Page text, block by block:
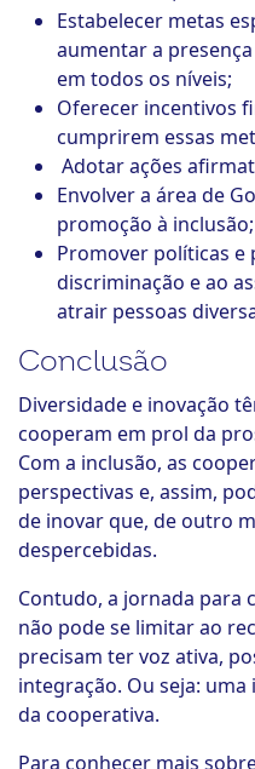
Estabelecer metas
aumentar a
em todos os níveis;
Oferecer incentivos
cumprirem essas
Adotar ações
Envolver a área de
promoção à inclusão;
Promover políticas e
discriminação e ao
atrair pessoas
Conclusão
Diversidade e inovação
cooperam em prol da
Com a inclusão, as
perspectivas e, assim,
de inovar que, de outro
despercebidas.
Contudo, a jornada para
não pode se limitar ao
precisam ter voz ativa,
integração. Ou seja:
da cooperativa.
Para conhecer mais